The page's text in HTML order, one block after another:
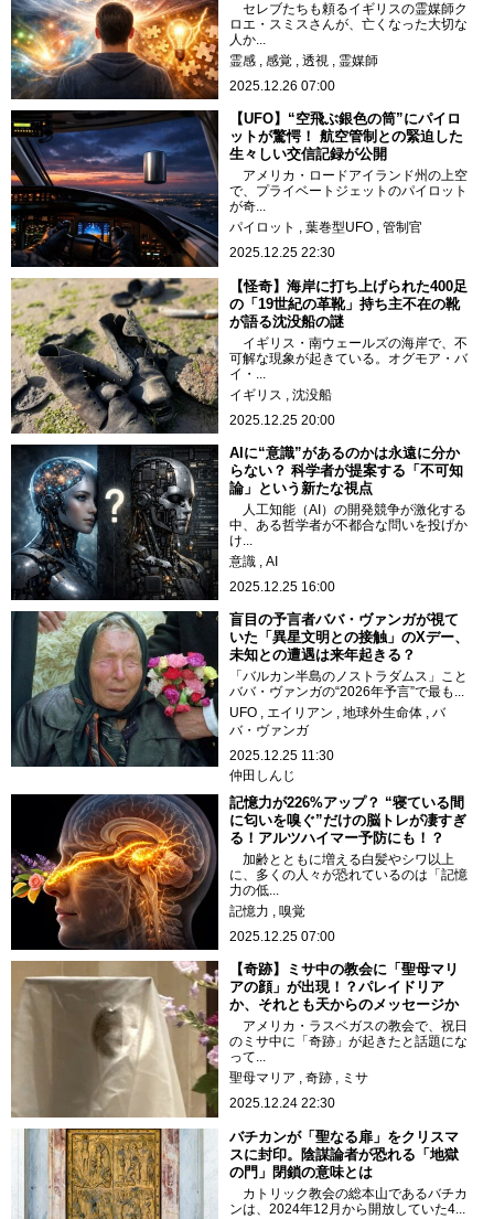
セレブたちも頼るイギリスの霊媒師ク
ロエ・スミスさんが、亡くなった大切な
人か...
霊感
感覚 透視
霊媒師
2025.12.26 07:00
【UFO】“空飛ぶ銀色の筒”にパイロ
ットが驚愕！ 航空管制との緊迫した
生々しい交信記録が公開
アメリカ・ロードアイランド州の上空
で、プライベートジェットのパイロット
が奇...
パイロット
葉巻型UFO
管制官
2025.12.25 22:30
【怪奇】海岸に打ち上げられた400足
の「19世紀の革靴」持ち主不在の靴
が語る沈没船の謎
イギリス・南ウェールズの海岸で、不
可解な現象が起きている。オグモア・バ
イ・...
イギリス
沈没船
2025.12.25 20:00
AIに“意識”があるのかは永遠に分か
らない？ 科学者が提案する「不可知
論」という新たな視点
人工知能（AI）の開発競争が激化する
中、ある哲学者が不都合な問いを投げか
け...
意識
AI
2025.12.25 16:00
盲目の予言者ババ・ヴァンガが視て
いた「異星文明との接触」のXデー、
未知との遭遇は来年起きる？
「バルカン半島のノストラダムス」こと
ババ・ヴァンガの“2026年予言”で最も...
UFO
エイリアン 地球外生命体
バ
バ・ヴァンガ
2025.12.25 11:30
仲田しんじ
記憶力が226%アップ？ “寝ている間
に匂いを嗅ぐ”だけの脳トレが凄すぎ
る！アルツハイマー予防にも！？
加齢とともに増える白髪やシワ以上
に、多くの人々が恐れているのは「記憶
力の低...
記憶力
嗅覚
2025.12.25 07:00
【奇跡】ミサ中の教会に「聖母マリ
アの顔」が出現！？パレイドリア
か、それとも天からのメッセージか
アメリカ・ラスベガスの教会で、祝日
のミサ中に「奇跡」が起きたと話題にな
って...
聖母マリア
奇跡
ミサ
2025.12.24 22:30
バチカンが「聖なる扉」をクリスマ
スに封印。陰謀論者が恐れる「地獄
の門」閉鎖の意味とは
カトリック教会の総本山であるバチカ
ンは、2024年12月から開放していた4...